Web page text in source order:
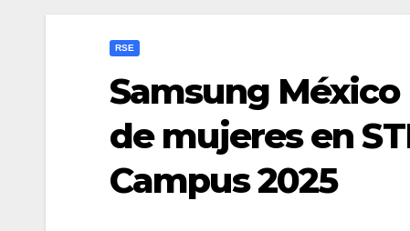
RSE
Samsung
de mujeres en
Campus 2025